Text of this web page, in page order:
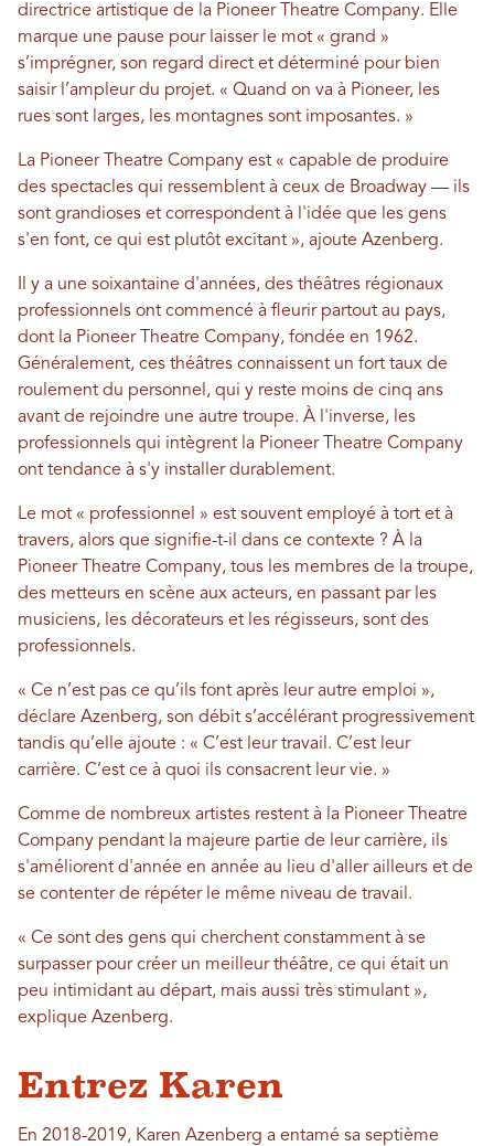
directrice artistique de la Pioneer Theatre Company. Elle
marque une pause pour laisser le mot « grand »
s’imprégner, son regard direct et déterminé pour bien
saisir l’ampleur du projet. « Quand on va à Pioneer, les
rues sont larges, les montagnes sont imposantes. »
La Pioneer Theatre Company est « capable de produire
des spectacles qui ressemblent à ceux de Broadway — ils
sont grandioses et correspondent à l'idée que les gens
s'en font, ce qui est plutôt excitant », ajoute Azenberg.
Il y a une soixantaine d'années, des théâtres régionaux
professionnels ont commencé à fleurir partout au pays,
dont la Pioneer Theatre Company, fondée en 1962.
Généralement, ces théâtres connaissent un fort taux de
roulement du personnel, qui y reste moins de cinq ans
avant de rejoindre une autre troupe. À l'inverse, les
professionnels qui intègrent la Pioneer Theatre Company
ont tendance à s'y installer durablement.
Le mot « professionnel » est souvent employé à tort et à
travers, alors que signifie-t-il dans ce contexte ? À la
Pioneer Theatre Company, tous les membres de la troupe,
des metteurs en scène aux acteurs, en passant par les
musiciens, les décorateurs et les régisseurs, sont des
professionnels.
« Ce n’est pas ce qu’ils font après leur autre emploi »,
déclare Azenberg, son débit s’accélérant progressivement
tandis qu’elle ajoute : « C’est leur travail. C’est leur
carrière. C’est ce à quoi ils consacrent leur vie. »
Comme de nombreux artistes restent à la Pioneer Theatre
Company pendant la majeure partie de leur carrière, ils
s'améliorent d'année en année au lieu d'aller ailleurs et de
se contenter de répéter le même niveau de travail.
« Ce sont des gens qui cherchent constamment à se
surpasser pour créer un meilleur théâtre, ce qui était un
peu intimidant au départ, mais aussi très stimulant »,
explique Azenberg.
Entrez Karen
En 2018-2019, Karen Azenberg a entamé sa septième